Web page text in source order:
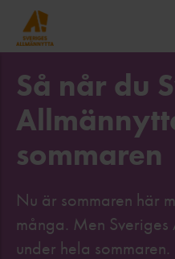
Så når du
sommaren
Nu är sommaren här
många. Men Sveriges
under hela